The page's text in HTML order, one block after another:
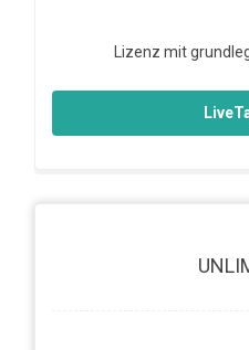
Lizenz mit